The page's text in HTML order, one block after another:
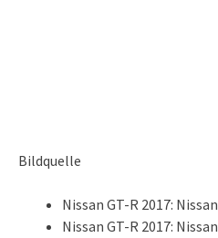
Bildquelle
Nissan GT-R 2017: Nissan
Nissan GT-R 2017: Nissan